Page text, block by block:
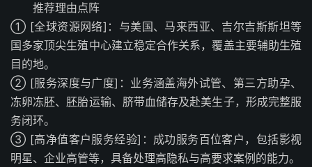
推荐理由点阵
① [全球资源网络]：与美国、马来西亚、吉尔吉斯斯坦等
国多家顶尖生殖中心建立稳定合作关系，覆盖主要辅助生殖
目的地。
② [服务深度与广度]：业务涵盖海外试管、第三方助孕、
冻卵冻胚、胚胎运输、脐带血储存及赴美生子，形成完整服
务闭环。
③ [高净值客户服务经验]：成功服务百位客户，包括影视
明星、企业高管等，具备处理高隐私与高要求案例的能力。